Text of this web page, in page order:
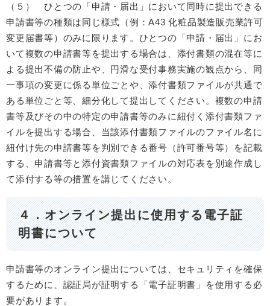
（５） ひとつの「申請・届出」において同時に提出できる
申請書等の種類は同じ様式（例：A43 化粧品製造販売業許可
変更届書等）のみに限ります。ひとつの「申請・届出」にお
いて複数の申請書等を提出する場合は、添付書類の混在等に
よる提出不備の防止や、円滑な受付事務実施の観点から、同
一事項の変更に係る単位ごとや、添付書類ファイルが共通で
ある単位ごと等、細分化して提出してください。複数の申請
書等及びその中の特定の申請書等のみに紐付く添付書類ファ
イルを提出する場合、当該添付書類ファイルのファイル名に
紐付け先の申請書等を判別できる番号（許可番号等）を記載
する、申請書等と添付資書類ファイルの対応表を別途作成し
て添付する等の措置を講じてください。
４．オンライン提出に使用する電子証
明書について
申請書等のオンライン提出については、セキュリティを確保
するために、認証局が証明する「電子証明書」を使用する必
要があります。